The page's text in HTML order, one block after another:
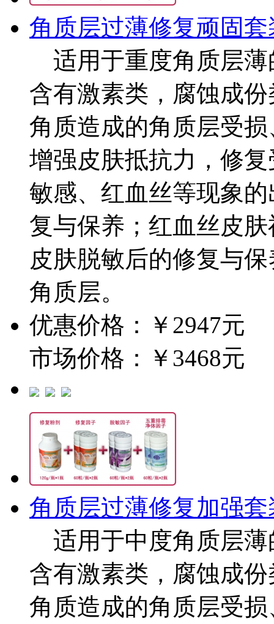
角质层过薄修复顽固套
适用于重度角质层薄
含有激素类，腐蚀成
角质造成的角质层受
增强皮肤抵抗力，修
敏感、红血丝等现象
复与保养；红血丝皮
皮肤脱敏后的修复与
角质层。
优惠价格：￥2947元
市场价格：￥3468元
角质层过薄修复加强套
适用于中度角质层薄
含有激素类，腐蚀成
角质造成的角质层受